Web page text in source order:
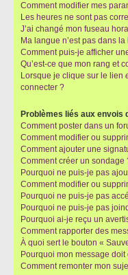
Comment modifier mes
Les heures ne sont pas
J’ai changé mon fuseau
Ma langue n’est pas dans la
Comment puis-je afficher
Qu’est-ce que mon rang et
Lorsque je clique sur le lien
connecter ?
Problèmes liés aux envois
Comment poster dans un
Comment modifier ou
Comment ajouter une
Comment créer un sondage
Pourquoi ne puis-je pas
Comment modifier ou
Pourquoi ne puis-je pas
Pourquoi ne puis-je pas
Pourquoi ai-je reçu un
Comment rapporter des
À quoi sert le bouton «
Pourquoi mon message doit
Comment remonter mon